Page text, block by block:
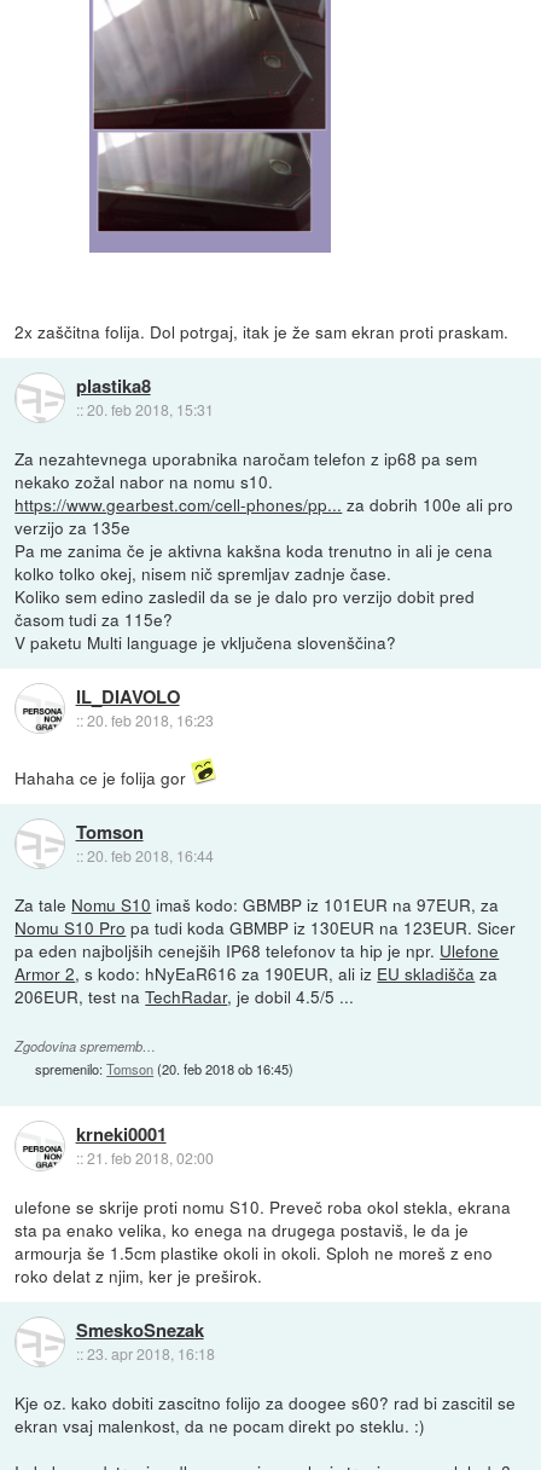
2x zaščitna folija. Dol potrgaj, itak je že sam ekran proti praskam.
plastika8
::20. feb 2018, 15:31
Za nezahtevnega uporabnika naročam telefon z ip68 pa sem
nekako zožal nabor na nomu s10.
https://www.gearbest.com/cell-phones/pp... za dobrih 100e ali pro
verzijo za 135e
Pa me zanima če je aktivna kakšna koda trenutno in ali je cena
kolko tolko okej, nisem nič spremljav zadnje čase.
Koliko sem edino zasledil da se je dalo pro verzijo dobit pred
časom tudi za 115e?
V paketu Multi language je vključena slovenščina?
IL_DIAVOLO
::20. feb 2018, 16:23
Hahaha ce je folija gor
Tomson
::20. feb 2018, 16:44
Za tale Nomu S10 imaš kodo: GBMBP iz 101EUR na 97EUR, za
Nomu S10 Pro pa tudi koda GBMBP iz 130EUR na 123EUR. Sicer
pa eden najboljših cenejših IP68 telefonov ta hip je npr. Ulefone
Armor 2, s kodo: hNyEaR616 za 190EUR, ali iz EU skladišča za
206EUR, test naTechRadar, je dobil 4.5/5 ...
Zgodovina sprememb…
spremenilo:Tomson(20. feb 2018 ob 16:45)
krneki0001
::21. feb 2018, 02:00
ulefone se skrije proti nomu S10. Preveč roba okol stekla, ekrana
sta pa enako velika, ko enega na drugega postaviš, le da je
armourja še 1.5cm plastike okoli in okoli. Sploh ne moreš z eno
roko delat z njim, ker je preširok.
SmeskoSnezak
::23. apr 2018, 16:18
Kje oz. kako dobiti zascitno folijo za doogee s60? rad bi zascitil se
ekran vsaj malenkost, da ne pocam direkt po steklu. :)